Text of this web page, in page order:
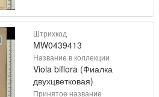
Штрихкод
MW0439413
Название в коллекции
Viola biflora (Фиалка
двухцветковая)
Принятое название